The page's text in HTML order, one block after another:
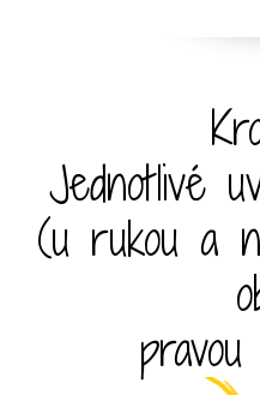
Jednotlivé
(u rukou a
pravou